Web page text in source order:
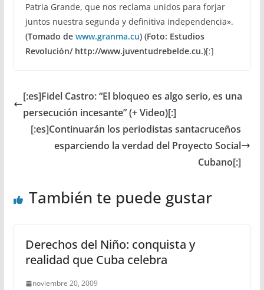
Patria Grande, que nos reclama unidos para forjar
juntos nuestra segunda y definitiva independencia».
(Tomado de www.granma.cu) (Foto: Estudios
Revolución/ http://www.juventudrebelde.cu.)[:]
[:es]Fidel Castro: “El bloqueo es algo serio, es una
persecución incesante” (+ Video)[:]
[:es]Continuarán los periodistas santacruceños
esparciendo la verdad del Proyecto Social
Cubano[:]
También te puede gustar
Derechos del Niño: conquista y
realidad que Cuba celebra
noviembre 20, 2009